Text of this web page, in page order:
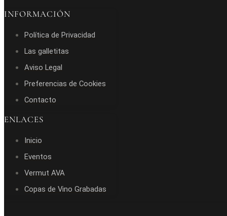
INFORMACIÓN
Política de Privacidad
Las galletitas
Aviso Legal
Preferencias de Cookies
Contacto
ENLACES
Inicio
Eventos
Vermut AVA
Copas de Vino Grabadas